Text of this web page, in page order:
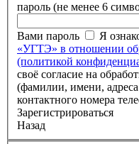
пароль (не менее 6
Вами пароль
Я
«УГТЭ» в отношении
(политикой
своё согласие на
(фамилии, имени,
контактного номера
Зарегистрироваться
Назад